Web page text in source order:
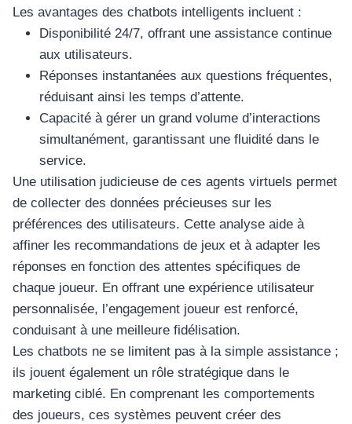
Les avantages des chatbots intelligents incluent :
Disponibilité 24/7, offrant une assistance continue
aux utilisateurs.
Réponses instantanées aux questions fréquentes,
réduisant ainsi les temps d’attente.
Capacité à gérer un grand volume d’interactions
simultanément, garantissant une fluidité dans le
service.
Une utilisation judicieuse de ces agents virtuels permet
de collecter des données précieuses sur les
préférences des utilisateurs. Cette analyse aide à
affiner les recommandations de jeux et à adapter les
réponses en fonction des attentes spécifiques de
chaque joueur. En offrant une expérience utilisateur
personnalisée, l’engagement joueur est renforcé,
conduisant à une meilleure fidélisation.
Les chatbots ne se limitent pas à la simple assistance ;
ils jouent également un rôle stratégique dans le
marketing ciblé. En comprenant les comportements
des joueurs, ces systèmes peuvent créer des